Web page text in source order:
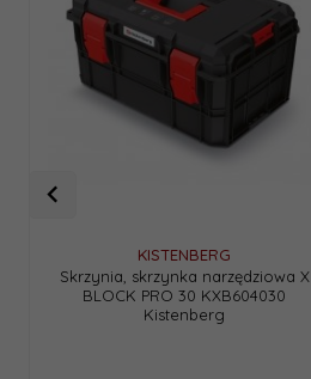
KISTENBERG
Skrzynia, skrzynka narzędziowa X
BLOCK PRO 30 KXB604030
Kistenberg